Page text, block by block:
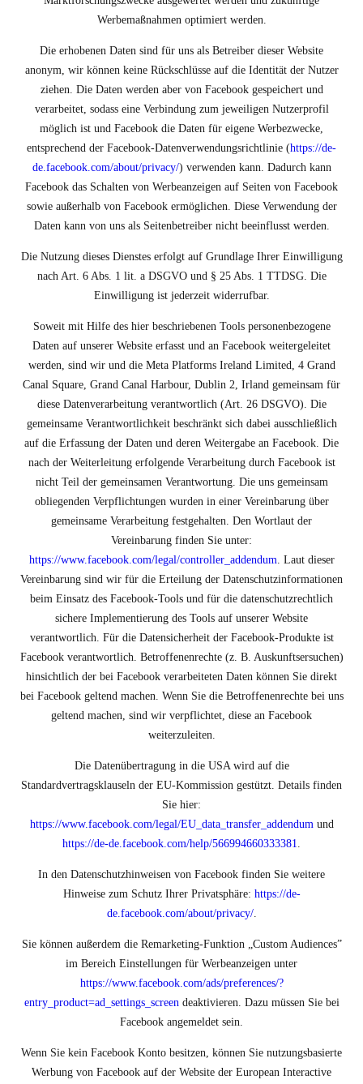
Werbemaßnahmen optimiert werden.
Die erhobenen Daten sind für uns als Betreiber dieser Website
anonym, wir können keine Rückschlüsse auf die Identität der Nutzer
ziehen. Die Daten werden aber von Facebook gespeichert und
verarbeitet, sodass eine Verbindung zum jeweiligen Nutzerprofil
möglich ist und Facebook die Daten für eigene Werbezwecke,
entsprechend der Facebook-Datenverwendungsrichtlinie (https://de-
de.facebook.com/about/privacy/) verwenden kann. Dadurch kann
Facebook das Schalten von Werbeanzeigen auf Seiten von Facebook
sowie außerhalb von Facebook ermöglichen. Diese Verwendung der
Daten kann von uns als Seitenbetreiber nicht beeinflusst werden.
Die Nutzung dieses Dienstes erfolgt auf Grundlage Ihrer Einwilligung
nach Art. 6 Abs. 1 lit. a DSGVO und § 25 Abs. 1 TTDSG. Die
Einwilligung ist jederzeit widerrufbar.
Soweit mit Hilfe des hier beschriebenen Tools personenbezogene
Daten auf unserer Website erfasst und an Facebook weitergeleitet
werden, sind wir und die Meta Platforms Ireland Limited, 4 Grand
Canal Square, Grand Canal Harbour, Dublin 2, Irland gemeinsam für
diese Datenverarbeitung verantwortlich (Art. 26 DSGVO). Die
gemeinsame Verantwortlichkeit beschränkt sich dabei ausschließlich
auf die Erfassung der Daten und deren Weitergabe an Facebook. Die
nach der Weiterleitung erfolgende Verarbeitung durch Facebook ist
nicht Teil der gemeinsamen Verantwortung. Die uns gemeinsam
obliegenden Verpflichtungen wurden in einer Vereinbarung über
gemeinsame Verarbeitung festgehalten. Den Wortlaut der
Vereinbarung finden Sie unter:
https://www.facebook.com/legal/controller_addendum . Laut dieser
Vereinbarung sind wir für die Erteilung der Datenschutzinformationen
beim Einsatz des Facebook-Tools und für die datenschutzrechtlich
sichere Implementierung des Tools auf unserer Website
verantwortlich. Für die Datensicherheit der Facebook-Produkte ist
Facebook verantwortlich. Betroffenenrechte (z. B. Auskunftsersuchen)
hinsichtlich der bei Facebook verarbeiteten Daten können Sie direkt
bei Facebook geltend machen. Wenn Sie die Betroffenenrechte bei uns
geltend machen, sind wir verpflichtet, diese an Facebook
weiterzuleiten.
Die Datenübertragung in die USA wird auf die
Standardvertragsklauseln der EU-Kommission gestützt. Details finden
Sie hier:
https://www.facebook.com/legal/EU_data_transfer_addendum und
https://de-de.facebook.com/help/566994660333381
In den Datenschutzhinweisen von Facebook finden Sie weitere
Hinweise zum Schutz Ihrer Privatsphäre: https://de-
de.facebook.com/about/privacy/.
Sie können außerdem die Remarketing-Funktion „Custom Audiences”
im Bereich Einstellungen für Werbeanzeigen unter
https://www.facebook.com/ads/preferences/?
entry_product=ad_settings_screen deaktivieren. Dazu müssen Sie bei
Facebook angemeldet sein.
Wenn Sie kein Facebook Konto besitzen, können Sie nutzungsbasierte
Werbung von Facebook auf der Website der European Interactive